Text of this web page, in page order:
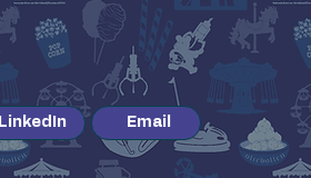
LinkedIn Email